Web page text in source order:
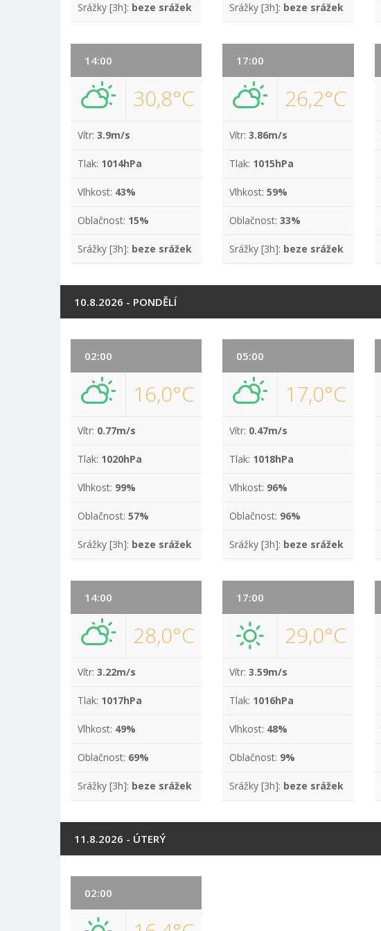
Srážky [3h]: beze srážek Srážky [3h]: beze srážek
14:00
30,8°C
Vítr: 3.9m/s
Tlak: 1014hPa
Vlhkost: 43%
Oblačnost: 15%
Srážky [3h]: beze srážek
17:00
26,2°C
Vítr:3.86m/s
Tlak: 1015hPa
Vlhkost:59%
Oblačnost:33%
Srážky [3h]: beze srážek
10.8.2026 - PONDĚLÍ
02:00
16,0°C
Vítr: 0.77m/s
Tlak: 1020hPa
Vlhkost: 99%
Oblačnost: 57%
Srážky [3h]: beze srážek
05:00
17,0°C
Vítr: 0.47m/s
Tlak: 1018hPa
Vlhkost: 96%
Oblačnost: 96%
Srážky [3h]: beze srážek
14:00
28,0°C
Vítr: 3.22m/s
Tlak: 1017hPa
Vlhkost: 49%
Oblačnost: 69%
Srážky [3h]: beze srážek
17:00
29,0°C
Vítr:3.59m/s
Tlak: 1016hPa
Vlhkost: 48%
Oblačnost: 9%
Srážky [3h]: beze srážek
11.8.2026 - ÚTERÝ
02:00